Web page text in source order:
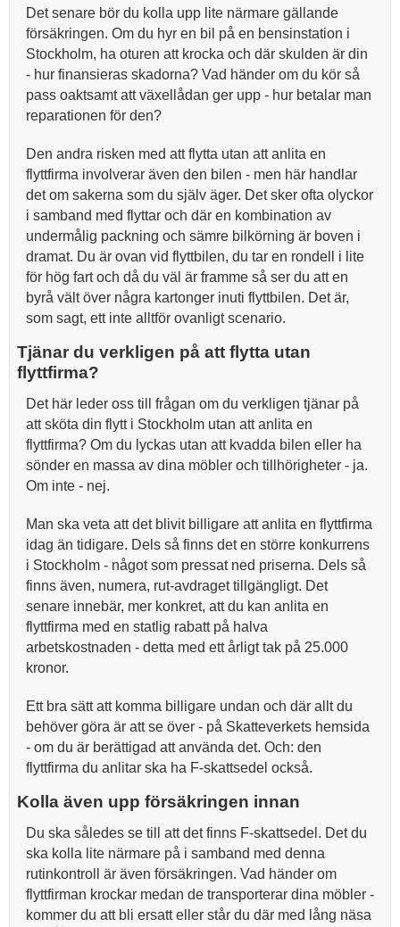
Det senare bör du kolla upp lite närmare gällande
försäkringen. Om du hyr en bil på en bensinstation i
Stockholm, ha oturen att krocka och där skulden är din
- hur finansieras skadorna? Vad händer om du kör så
pass oaktsamt att växellådan ger upp - hur betalar man
reparationen för den?
Den andra risken med att flytta utan att anlita en
flyttfirma involverar även den bilen - men här handlar
det om sakerna som du själv äger. Det sker ofta olyckor
i samband med flyttar och där en kombination av
undermålig packning och sämre bilkörning är boven i
dramat. Du är ovan vid flyttbilen, du tar en rondell i lite
för hög fart och då du väl är framme så ser du att en
byrå vält över några kartonger inuti flyttbilen. Det är,
som sagt, ett inte alltför ovanligt scenario.
Tjänar du verkligen på att flytta utan
flyttfirma?
Det här leder oss till frågan om du verkligen tjänar på
att sköta din flytt i Stockholm utan att anlita en
flyttfirma? Om du lyckas utan att kvadda bilen eller ha
sönder en massa av dina möbler och tillhörigheter - ja.
Om inte - nej.
Man ska veta att det blivit billigare att anlita en flyttfirma
idag än tidigare. Dels så finns det en större konkurrens
i Stockholm - något som pressat ned priserna. Dels så
finns även, numera, rut-avdraget tillgängligt. Det
senare innebär, mer konkret, att du kan anlita en
flyttfirma med en statlig rabatt på halva
arbetskostnaden - detta med ett årligt tak på 25.000
kronor.
Ett bra sätt att komma billigare undan och där allt du
behöver göra är att se över - på Skatteverkets hemsida
- om du är berättigad att använda det. Och: den
flyttfirma du anlitar ska ha F-skattsedel också.
Kolla även upp försäkringen innan
Du ska således se till att det finns F-skattsedel. Det du
ska kolla lite närmare på i samband med denna
rutinkontroll är även försäkringen. Vad händer om
flyttfirman krockar medan de transporterar dina möbler -
kommer du att bli ersatt eller står du där med lång näsa